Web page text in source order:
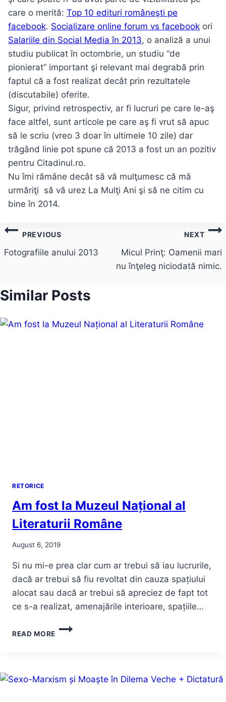
care o merită: Top 10 edituri româneşti pe
facebook. Socializare online forum vs facebook ori
Salariile din Social Media în 2013, o analiză a unui
studiu publicat în octombrie, un studiu “de
pionierat” important şi relevant mai degrabă prin
faptul că a fost realizat decât prin rezultatele
(discutabile) oferite.
Sigur, privind retrospectiv, ar fi lucruri pe care le-aş
face altfel, sunt articole pe care aş fi vrut să apuc
să le scriu (vreo 3 doar în ultimele 10 zile) dar
trăgând linie pot spune că 2013 a fost un an pozitiv
pentru Citadinul.ro.
Nu îmi rămâne decât să vă mulţumesc că mă
urmăriţi să vă urez La Mulţi Ani şi să ne citim cu
bine în 2014.
Post
navigation
PREVIOUS
Fotografiile anului 2013
NEXT
Micul Prinţ: Oamenii mari
nu înţeleg niciodată nimic.
Similar Posts
RETORICE
Am fost la Muzeul Național al
Literaturii Române
August 6, 2019
Si nu mi-e prea clar cum ar trebui să iau lucrurile,
dacă ar trebui să fiu revoltat din cauza spațiului
alocat sau dacă ar trebui să apreciez de fapt tot
ce s-a realizat, amenajările interioare, spațiile…
READ MORE
AM
AL